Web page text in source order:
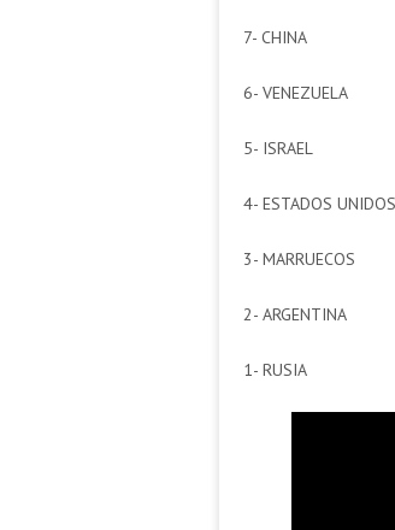
7- CHINA
6- VENEZUELA
5- ISRAEL
4- ESTADOS UNIDOS
3- MARRUECOS
2- ARGENTINA
1- RUSIA